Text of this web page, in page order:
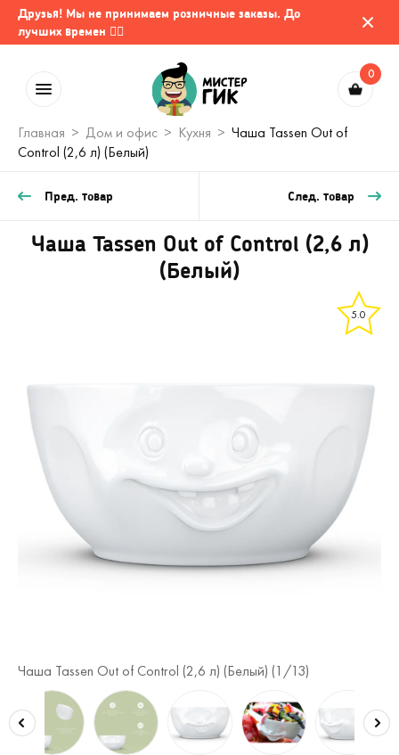
Друзья! Мы не принимаем розничные заказы. До
лучших времен 🤷‍♂️
0
Главная Дом и офис Кухня
Чаша Tassen Out of
Control (2,6 л) (Белый)
Пред. товар След. товар
Чаша Tassen Out of Control (2,6 л)
(Белый)
5.0
Чаша Tassen Out of Control (2,6 л) (Белый) (1 /13)